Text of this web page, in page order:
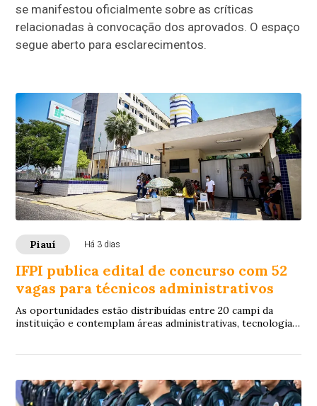
se manifestou oficialmente sobre as críticas
relacionadas à convocação dos aprovados. O espaço
segue aberto para esclarecimentos.
Piauí Há 3 dias
IFPI publica edital de concurso com 52
vagas para técnicos administrativos
As oportunidades estão distribuídas entre 20 campi da
instituição e contemplam áreas administrativas, tecnologia